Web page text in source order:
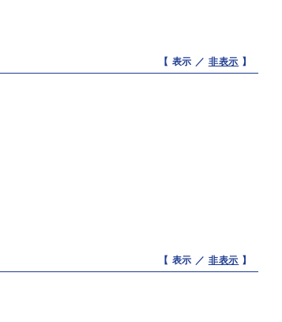
【 表示 ／ 非表示 】
【 表示 ／ 非表示 】